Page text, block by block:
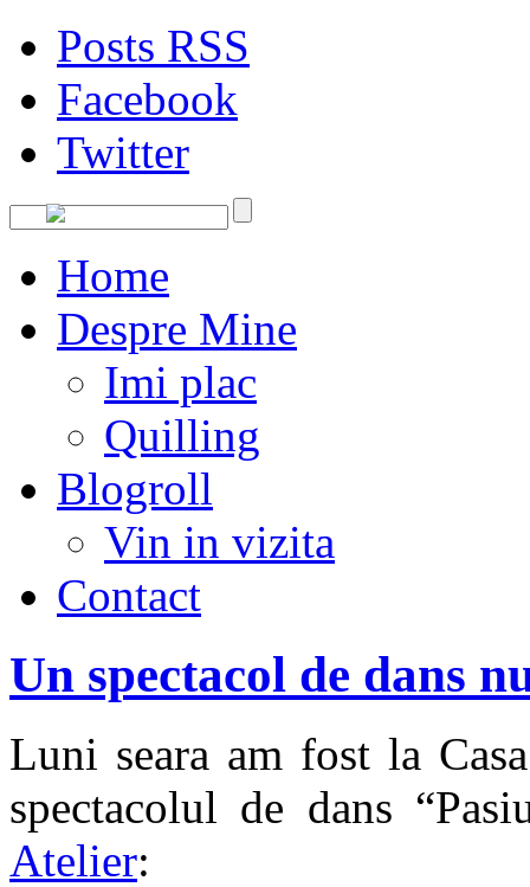
Posts RSS
Facebook
Twitter
Home
Despre Mine
Imi plac
Quilling
Blogroll
Vin in vizita
Contact
Un spectacol de dans
Luni seara am fost la
spectacolul de dans
Atelier: